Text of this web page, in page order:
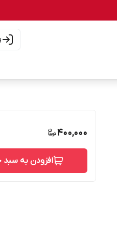
400,000
افزودن به سبد